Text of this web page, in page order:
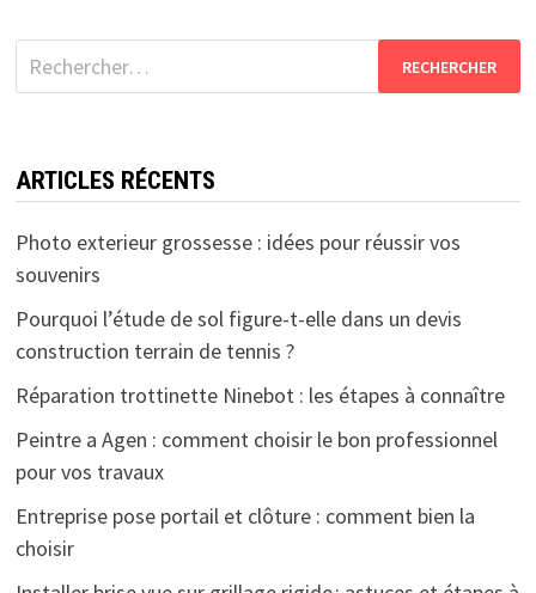
Rechercher :
ARTICLES RÉCENTS
Photo exterieur grossesse : idées pour réussir vos
souvenirs
Pourquoi l’étude de sol figure-t-elle dans un devis
construction terrain de tennis ?
Réparation trottinette Ninebot : les étapes à connaître
Peintre a Agen : comment choisir le bon professionnel
pour vos travaux
Entreprise pose portail et clôture : comment bien la
choisir